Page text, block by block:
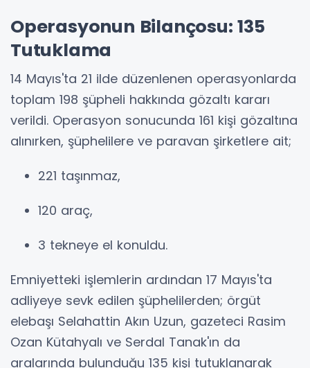
Operasyonun Bilançosu: 135
Tutuklama
14 Mayıs'ta 21 ilde düzenlenen operasyonlarda
toplam 198 şüpheli hakkında gözaltı kararı
verildi. Operasyon sonucunda 161 kişi gözaltına
alınırken, şüphelilere ve paravan şirketlere ait;
221 taşınmaz,
120 araç,
3 tekneye el konuldu.
Emniyetteki işlemlerin ardından 17 Mayıs'ta
adliyeye sevk edilen şüphelilerden; örgüt
elebaşı Selahattin Akın Uzun, gazeteci Rasim
Ozan Kütahyalı ve Serdal Tanak'ın da
aralarında bulunduğu 135 kişi tutuklanarak